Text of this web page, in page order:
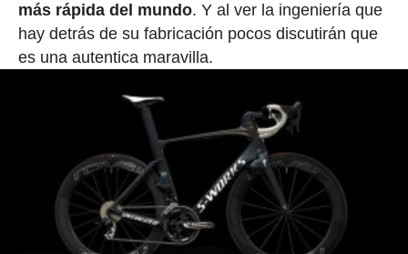
más rápida del mundo. Y al ver la ingeniería que
hay detrás de su fabricación pocos discutirán que
es una autentica maravilla.